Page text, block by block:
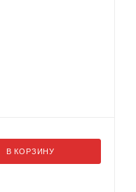
В КОРЗИНУ